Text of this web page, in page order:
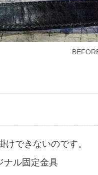
けできないのです。
ナル固定金具